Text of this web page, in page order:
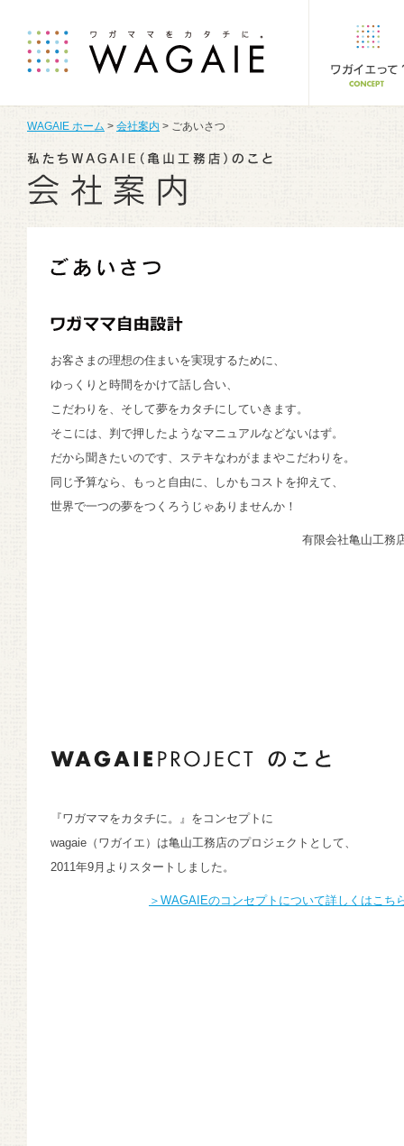
WAGAIE ホーム > 会社案内 > ごあいさつ
お客さまの理想の住まいを実現するために、
ゆっくりと時間をかけて話し合い、
こだわりを、そして夢をカタチにしていきます。
そこには、判で押したようなマニュアルなどないはず。
だから聞きたいのです、ステキなわがままやこだわりを。
同じ予算なら、もっと自由に、しかもコストを抑えて、
世界で一つの夢をつくろうじゃありませんか！
有限会社亀山工務
『ワガママをカタチに。』をコンセプトに
wagaie（ワガイエ）は亀山工務店のプロジェクトとして、
2011年9月よりスタートしました。
＞WAGAIEのコンセプトについて詳しくはこち